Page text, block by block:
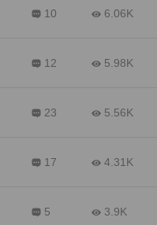
10 6.06K
12 5.98K
23 5.56K
17 4.31K
5 3.9K